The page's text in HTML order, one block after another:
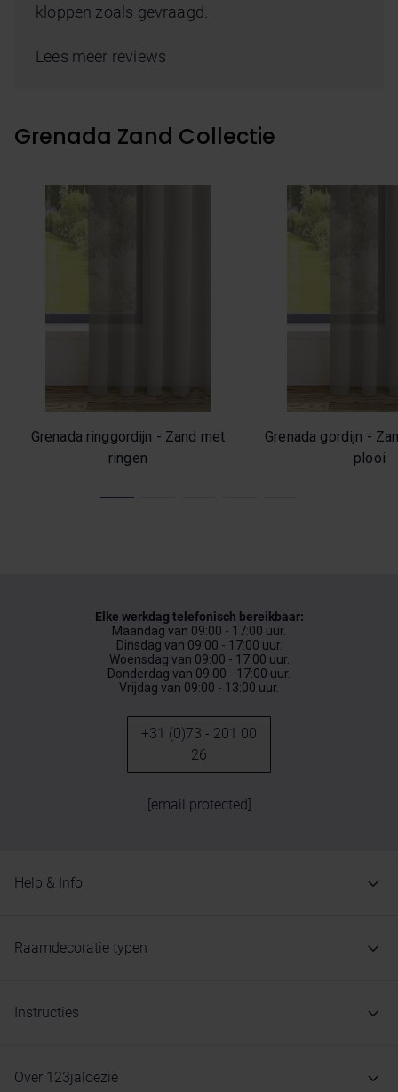
kloppen zoals gevraagd.
Lees meer reviews
Grenada Zand Collectie
Grenada ringgordijn - Zand met
ringen
Grenada gordijn -
plooi
Elke werkdag telefonisch bereikbaar:
Maandag van 09:00 - 17:00 uur.
Dinsdag van 09:00 - 17:00 uur.
Woensdag van 09:00 - 17:00 uur.
Donderdag van 09:00 - 17:00 uur.
Vrijdag van 09:00 - 13:00 uur.
+31 (0)73 - 201 00
26
[email protected]
Help & Info
Raamdecoratie typen
Instructies
Over 123jaloezie